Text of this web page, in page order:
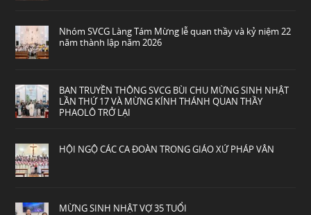
Nhóm SVCG Làng Tám Mừng lễ quan thầy và kỷ niệm 22
năm thành lập năm 2026
BAN TRUYỀN THÔNG SVCG BÙI CHU MỪNG SINH NHẬT
LẦN THỨ 17 VÀ MỪNG KÍNH THÁNH QUAN THẦY
PHAOLÔ TRỞ LẠI
HỘI NGỘ CÁC CA ĐOÀN TRONG GIÁO XỨ PHÁP VÂN
MỪNG SINH NHẬT VỢ 35 TUỔI